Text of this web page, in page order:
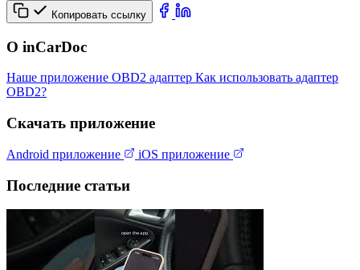
Копировать ссылку
О inCarDoc
Наше приложение OBD2 адаптер Как использовать адаптер
OBD2?
Скачать приложение
Android приложение iOS приложение
Последние статьи